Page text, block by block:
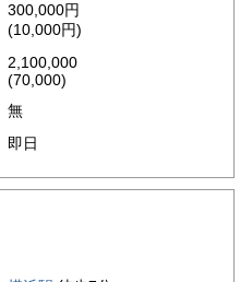
300,000円
(10,000円)
2,100,000
(70,000)
無
即日